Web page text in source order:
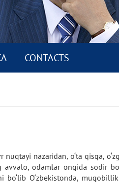
CONTACTS
nazaridan, o‘ta qisqa,
avvalo, odamlar ongida sodir
O‘zbekistonda,